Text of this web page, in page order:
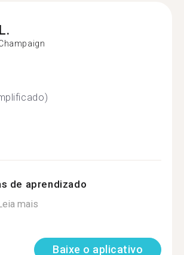
L.
de aprendizado
mais
Baixe o aplicativo